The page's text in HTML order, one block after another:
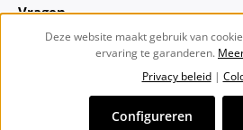
Vragen
Deze website maakt gebruik van
ervaring te garanderen.
Privacy beleid|
Configureren